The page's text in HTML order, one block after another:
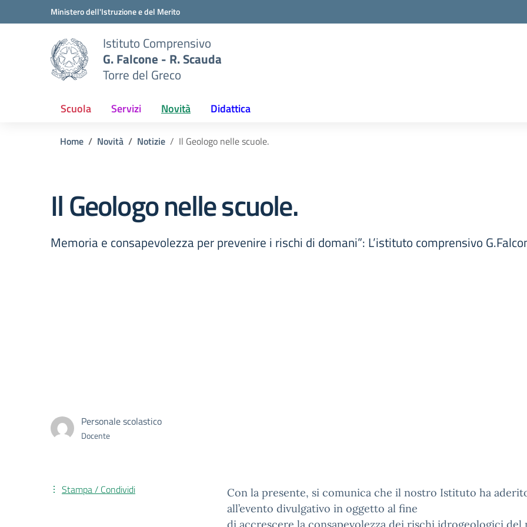
Vai ai contenuti
Vai al menu di navigazioneMinistero dell'Istruzione e del Merito
Istituto Comprensivo
G. Falcone - R. Scauda
Torre del Greco
Scuola Servizi Novità Didattica
Home Novità Notizie Il Geologo nelle scuole.
Il Geologo nelle scuole.
Memoria e consapevolezza per prevenire i rischi di domani”: L’istituto comprensivo
Personale scolastico
Docente
Con la presente, si comunica che il nostro Istituto ha
all’evento divulgativo in oggetto al fine
Stampa / Condividi